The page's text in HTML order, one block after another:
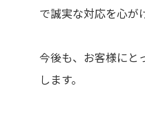
で誠実な対応を心が
今後も、お客様にと
します。